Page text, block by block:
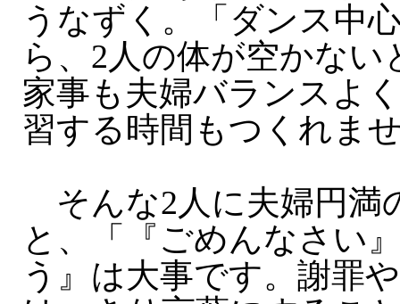
うなずく。「ダンス中
ら、2人の体が空かない
家事も夫婦バランスよ
習する時間もつくれま
そんな2人に夫婦円満
と、「『ごめんなさい
う』は大事です。謝罪